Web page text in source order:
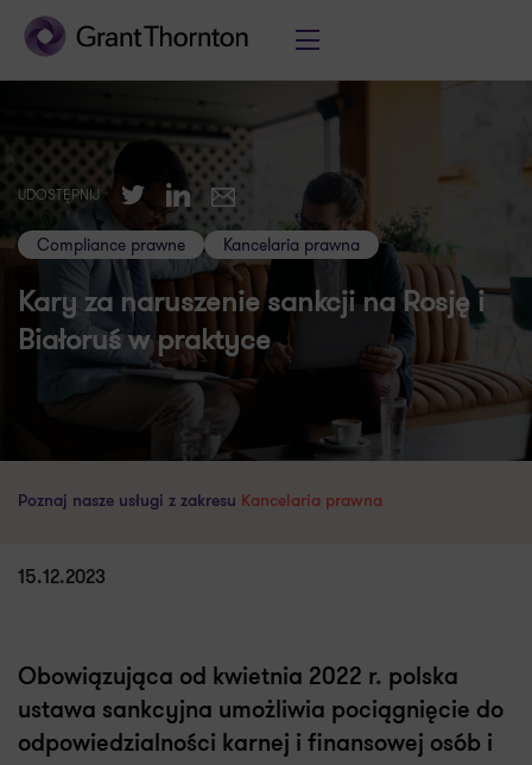
UDOSTĘPNIJ TwitterLinkedIn
E-mail
Compliance prawne Kancelaria prawna
Kary za naruszenie sankcji na Rosję i
Białoruś w praktyce
Poznaj nasze usługi z zakresu Kancelaria prawna
15.12.2023
Obowiązująca od kwietnia 2022 r. polska
ustawa sankcyjna umożliwia pociągnięcie do
odpowiedzialności karnej i finansowej osób i